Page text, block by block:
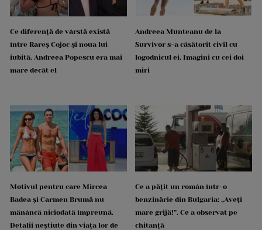
Ce diferență de vârstă există
între Rareș Cojoc și noua lui
iubită. Andreea Popescu era mai
mare decât el
Andreea Munteanu de la
Survivor s-a căsătorit civil cu
logodnicul ei. Imagini cu cei doi
miri
Motivul pentru care Mircea
Badea și Carmen Brumă nu
mănâncă niciodată împreună.
Detalii neștiute din viața lor de
Ce a pățit un român într-o
benzinărie din Bulgaria: „Aveți
mare grijă!”. Ce a observat pe
chitanță